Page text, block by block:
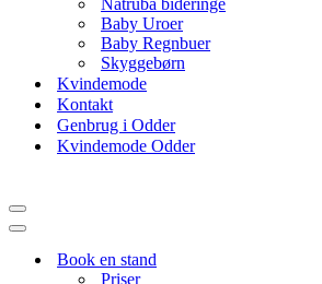
Natruba bideringe
Baby Uroer
Baby Regnbuer
Skyggebørn
Kvindemode
Kontakt
Genbrug i Odder
Kvindemode Odder
Navigation
menu
Navigation
Book en stand
Priser